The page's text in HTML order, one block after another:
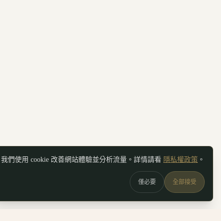
我們使用 cookie 改善網站體驗並分析流量。詳情請看 隱私權政策 。
僅必要 全部接受